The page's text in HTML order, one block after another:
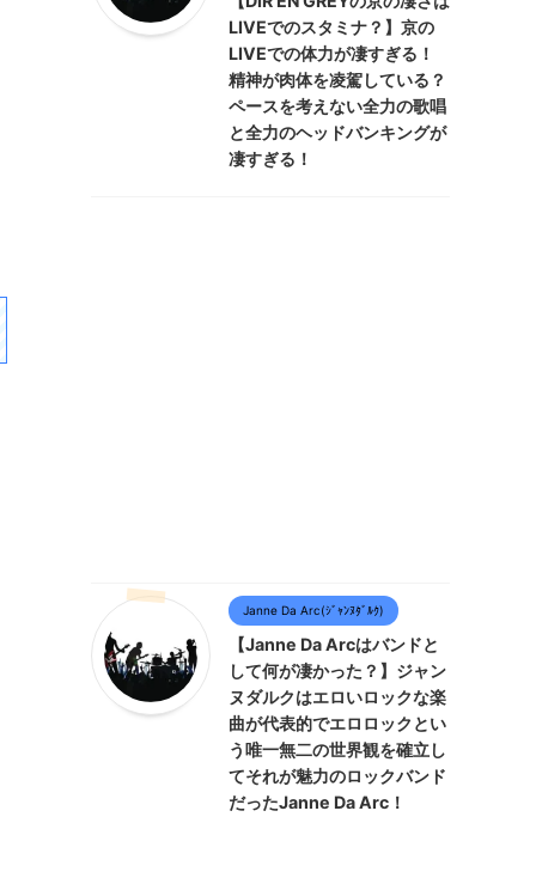
LIVEでのスタミナ？】京の
LIVEでの体力が凄すぎる！
精神が肉体を凌駕している？
ペースを考えない全力の歌唱
と全力のヘッドバンキングが
凄すぎる！
Janne Da Arc(ｼﾞｬﾝﾇﾀﾞﾙｸ)
【Janne Da Arcはバンドと
して何が凄かった？】ジャン
ヌダルクはエロいロックな楽
曲が代表的でエロロックとい
う唯一無二の世界観を確立し
てそれが魅力のロックバンド
だったJanne Da Arc！